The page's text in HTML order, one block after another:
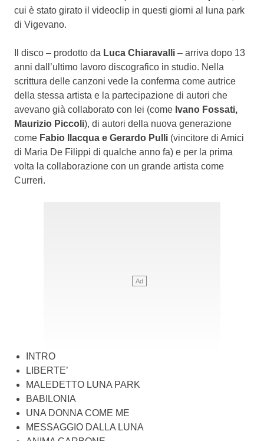
cui è stato girato il videoclip in questi giorni al luna park
di Vigevano.
Il disco – prodotto da Luca Chiaravalli – arriva dopo 13
anni dall’ultimo lavoro discografico in studio. Nella
scrittura delle canzoni vede la conferma come autrice
della stessa artista e la partecipazione di autori che
avevano già collaborato con lei (come Ivano Fossati,
Maurizio Piccoli), di autori della nuova generazione
come Fabio Ilacqua e Gerardo Pulli (vincitore di Amici
di Maria De Filippi di qualche anno fa) e per la prima
volta la collaborazione con un grande artista come
Curreri.
INTRO
LIBERTE’
MALEDETTO LUNA PARK
BABILONIA
UNA DONNA COME ME
MESSAGGIO DALLA LUNA